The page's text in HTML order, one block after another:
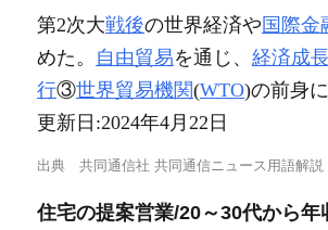
第2次大戦後の世界経済や国際金
めた。 自由貿易を通じ、 経済成
行③世界貿易機関(WTO)の前身
更新日:2024年4月22日
出典 共同通信社 共同通信ニュース用語解説
住宅の提案営業/20～30代から